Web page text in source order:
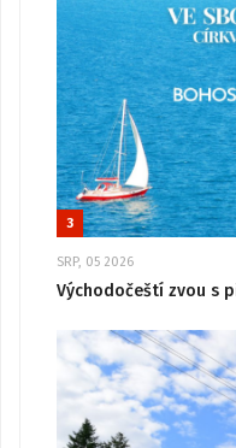
3
SRP, 05 2026
Východočeští zvou s